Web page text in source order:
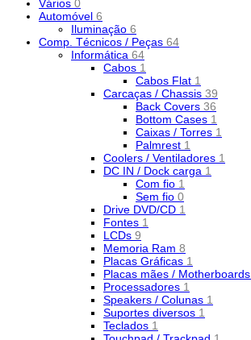
Vários 0
Automóvel 6
Iluminação 6
Comp. Técnicos / Peças 64
Informática 64
Cabos 1
Cabos Flat 1
Carcaças / Chassis 39
Back Covers 36
Bottom Cases 1
Caixas / Torres 1
Palmrest 1
Coolers / Ventiladores 1
DC IN / Dock carga 1
Com fio 1
Sem fio 0
Drive DVD/CD 1
Fontes 1
LCDs 9
Memoria Ram 8
Placas Gráficas 1
Placas mães / Motherboards
Processadores 1
Speakers / Colunas 1
Suportes diversos 1
Teclados 1